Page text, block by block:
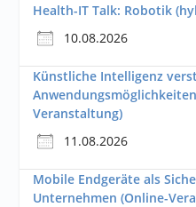
Health-IT Talk: Robotik
10.08.2026
Künstliche Intelligenz
Veranstaltung)
11.08.2026
Mobile Endgeräte als
Unternehmen (Online-